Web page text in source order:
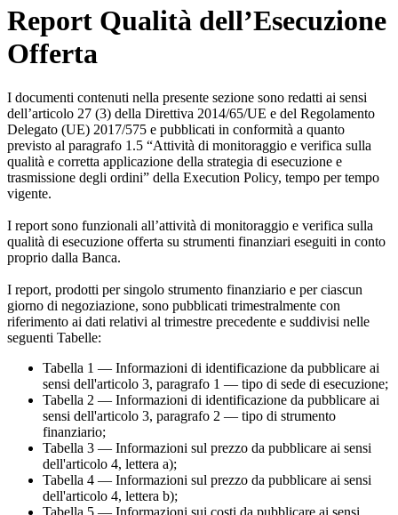
Report Qualità dell’Esecuzione
Offerta
I documenti contenuti nella presente sezione sono redatti ai sensi
dell’articolo 27 (3) della Direttiva 2014/65/UE e del Regolamento
Delegato (UE) 2017/575 e pubblicati in conformità a quanto
previsto al paragrafo 1.5 “Attività di monitoraggio e verifica sulla
qualità e corretta applicazione della strategia di esecuzione e
trasmissione degli ordini” della Execution Policy, tempo per tempo
vigente.
I report sono funzionali all’attività di monitoraggio e verifica sulla
qualità di esecuzione offerta su strumenti finanziari eseguiti in conto
proprio dalla Banca.
I report, prodotti per singolo strumento finanziario e per ciascun
giorno di negoziazione, sono pubblicati trimestralmente con
riferimento ai dati relativi al trimestre precedente e suddivisi nelle
seguenti Tabelle:
Tabella 1 — Informazioni di identificazione da pubblicare ai
sensi dell'articolo 3, paragrafo 1 — tipo di sede di esecuzione;
Tabella 2 — Informazioni di identificazione da pubblicare ai
sensi dell'articolo 3, paragrafo 2 — tipo di strumento
finanziario;
Tabella 3 — Informazioni sul prezzo da pubblicare ai sensi
dell'articolo 4, lettera a);
Tabella 4 — Informazioni sul prezzo da pubblicare ai sensi
dell'articolo 4, lettera b);
Tabella 5 — Informazioni sui costi da pubblicare ai sensi